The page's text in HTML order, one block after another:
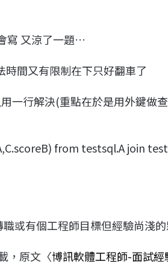
寫 又涼了一題…
時間又有限制在下只好翻車了
一行解決(重點在於是用外鍵做
from testsql.A join
或有個工程師目標但經驗尚淺
，原文〈博訊軟體工程師-面試經